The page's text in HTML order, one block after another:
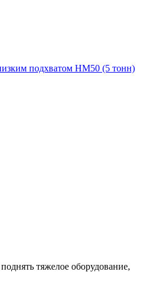
тяжелое оборудование,